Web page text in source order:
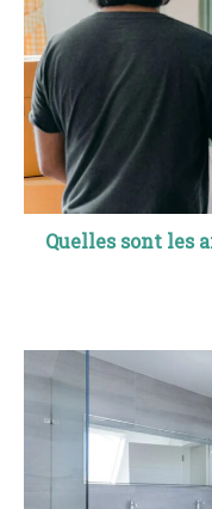
Quelles sont les